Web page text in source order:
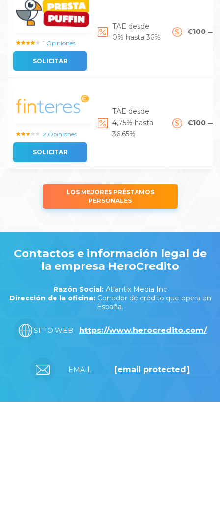
1 Opiniones
SOLICITAR
TAE desde
0% hasta 36%
€100 —
2 Opiniones
SOLICITAR
TAE desde
4,75% hasta
36,65%
€100 —
LOS MEJORES PRÉSTAMOS
PERSONALES
Contactos e información legal de
la empresa HeroCredito
Razón Social:Atlantix Media Inc
Dirección de la oficina:Corredor de crédito que opera en
España.
SITIO WEB https://www.herocredito.com/
EMAIL [email protected]